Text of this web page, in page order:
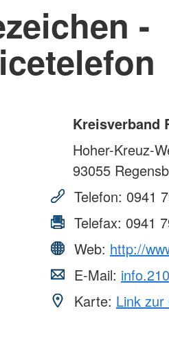
-
Kreisverband
Hoher-Kreuz-
93055
Telefon: 0941
Telefax: 0941
Web: http://
E-Mail:
Karte: Link